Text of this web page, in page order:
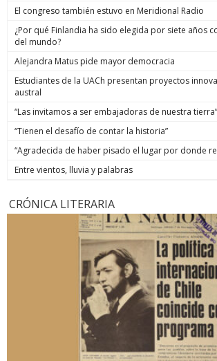
El congreso también estuvo en Meridional Radio
¿Por qué Finlandia ha sido elegida por siete años
del mundo?
Alejandra Matus pide mayor democracia
Estudiantes de la UACh presentan proyectos
austral
“Las invitamos a ser embajadoras de nuestra tierra”
“Tienen el desafío de contar la historia”
“Agradecida de haber pisado el lugar por donde
Entre vientos, lluvia y palabras
CRÓNICA LITERARIA